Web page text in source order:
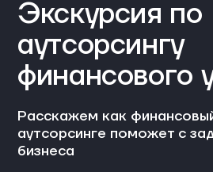
Экскурсия по
аутсорсингу
финансового
Расскажем как
аутсорсинге поможет с
бизнеса